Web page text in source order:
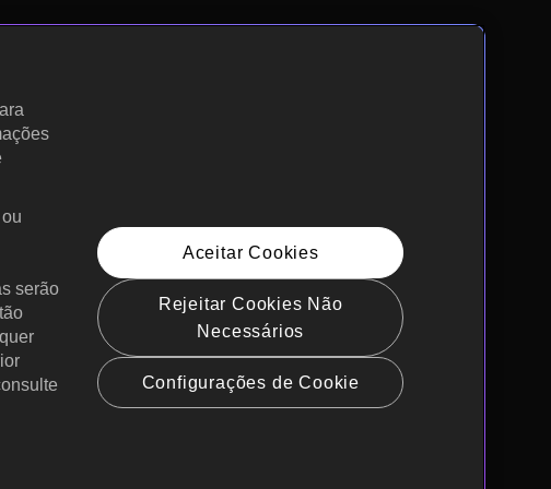
serão
Aceitar Cookies
Rejeitar Cookies Não
Necessários
Configurações de Cookie